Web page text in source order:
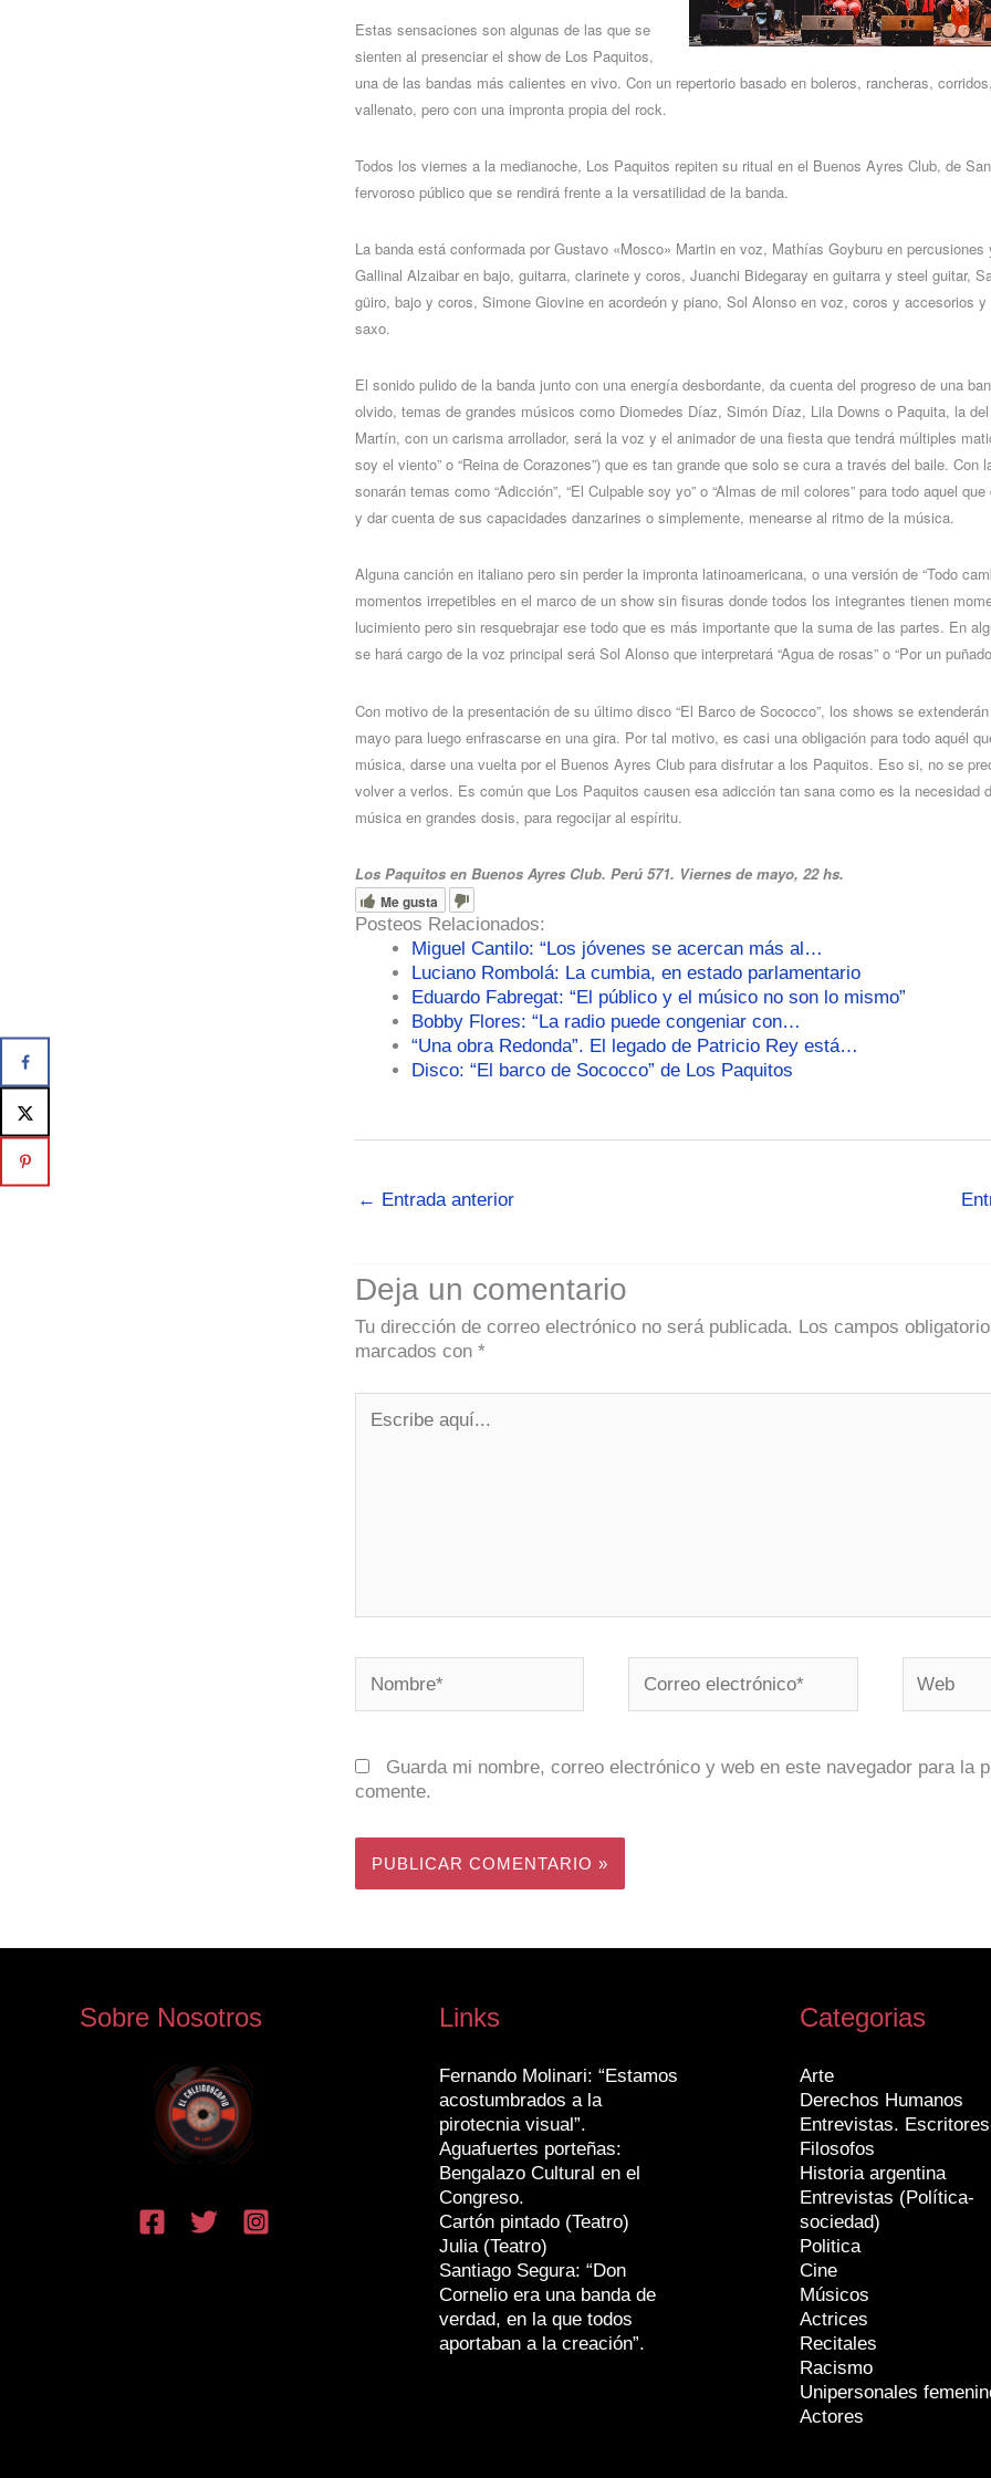
Estas sensaciones son algunas de las que se
sienten al presenciar el show de Los Paquitos,
una de las bandas más calientes en vivo. Con un repertorio basado en boleros, rancheras,
vallenato, pero con una impronta propia del rock.
Todos los viernes a la medianoche, Los Paquitos repiten su ritual en el Buenos Ayres Club, de
fervoroso público que se rendirá frente a la versatilidad de la banda.
La banda está conformada por Gustavo «Mosco» Martin en voz, Mathías Goyburu en
Gallinal Alzaibar en bajo, guitarra, clarinete y coros, Juanchi Bidegaray en guitarra y steel guitar,
güiro, bajo y coros, Simone Giovine en acordeón y piano, Sol Alonso en voz, coros y accesorios y
saxo.
El sonido pulido de la banda junto con una energía desbordante, da cuenta del progreso de una
olvido, temas de grandes músicos como Diomedes Díaz, Simón Díaz, Lila Downs o Paquita, la del
Martín, con un carisma arrollador, será la voz y el animador de una fiesta que tendrá múltiples
soy el viento” o “Reina de Corazones”) que es tan grande que solo se cura a través del baile. Con
sonarán temas como “Adicción”, “El Culpable soy yo” o “Almas de mil colores” para todo aquel
y dar cuenta de sus capacidades danzarines o simplemente, menearse al ritmo de la música.
Alguna canción en italiano pero sin perder la impronta latinoamericana, o una versión de “Todo
momentos irrepetibles en el marco de un show sin fisuras donde todos los integrantes tienen
lucimiento pero sin resquebrajar ese todo que es más importante que la suma de las partes. En
se hará cargo de la voz principal será Sol Alonso que interpretará “Agua de rosas” o “Por un
Con motivo de la presentación de su último disco “El Barco de Sococco”, los shows se
mayo para luego enfrascarse en una gira. Por tal motivo, es casi una obligación para todo aquél
música, darse una vuelta por el Buenos Ayres Club para disfrutar a los Paquitos. Eso si, no se
volver a verlos. Es común que Los Paquitos causen esa adicción tan sana como es la necesidad
música en grandes dosis, para regocijar al espíritu.
Los Paquitos en Buenos Ayres Club. Perú 571. Viernes de mayo, 22 hs.
Me gusta
Posteos Relacionados:
Miguel Cantilo: “Los jóvenes se acercan más al…
Luciano Rombolá: La cumbia, en estado parlamentario
Eduardo Fabregat: “El público y el músico no son lo mismo”
Bobby Flores: “La radio puede congeniar con…
“Una obra Redonda”. El legado de Patricio Rey está…
Disco: “El barco de Sococco” de Los Paquitos
← Entrada anterior
Deja un comentario
Tu dirección de correo electrónico no será publicada. Los campos
marcados con *
aquí...
electrónico*
Guarda mi nombre, correo electrónico y web en este navegador para la
comente.
Sobre Nosotros Links
Fernando Molinari: “Estamos
acostumbrados a la
pirotecnia visual”.
Aguafuertes porteñas:
Bengalazo Cultural en el
Congreso.
Cartón pintado (Teatro)
Julia (Teatro)
Santiago Segura: “Don
Cornelio era una banda de
verdad, en la que todos
aportaban a la creación”.
Categorias
Arte
Derechos Humanos
Entrevistas.
Filosofos
Historia argentina
Entrevistas (Política-
sociedad)
Politica
Cine
Músicos
Actrices
Recitales
Racismo
Unipersonales
Actores